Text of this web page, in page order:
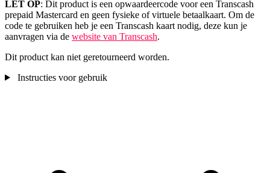
LET OP: Dit product is een opwaardeercode voor een Transcash
prepaid Mastercard en geen fysieke of virtuele betaalkaart. Om de
code te gebruiken heb je een Transcash kaart nodig, deze kun je
aanvragen via de website van Transcash.
Dit product kan niet geretourneerd worden.
Instructies voor gebruik